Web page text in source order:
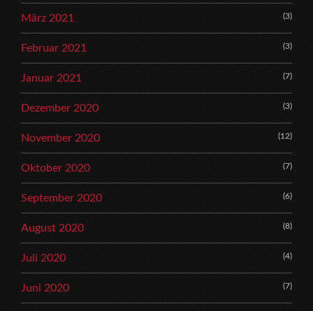
März 2021 (3)
Februar 2021 (3)
Januar 2021 (7)
Dezember 2020 (3)
November 2020 (12)
Oktober 2020 (7)
September 2020 (6)
August 2020 (8)
Juli 2020 (4)
Juni 2020 (7)